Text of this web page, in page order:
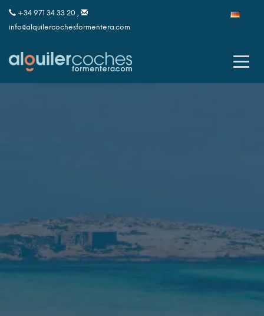
+34 971 34 33 20 ,
info@alquilercochesformentera.com